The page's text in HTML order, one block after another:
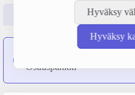
Hyväksy
Hyväksy
Osuuspankki